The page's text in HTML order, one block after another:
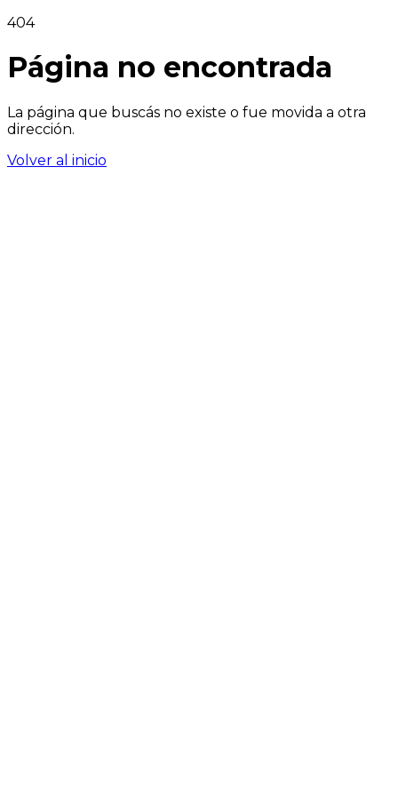
404
Página no encontrada
La página que buscás no existe o fue movida a otra
dirección.
Volver al inicio